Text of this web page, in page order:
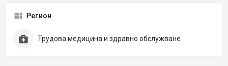
Регион
Трудова медицина и здравно обслужване